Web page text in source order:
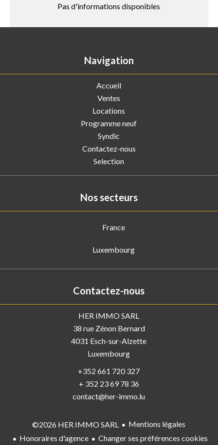
Pas d'informations disponibles
Navigation
Accueil
Ventes
Locations
Programme neuf
Syndic
Contactez-nous
Selection
Nos secteurs
France
Luxembourg
Contactez-nous
HER IMMO SARL
38 rue Zénon Bernard
4031 Esch-sur-Alzette
Luxembourg
+352 661 720 327
+ 352 23 69 78 36
contact@her-immo.lu
©2026 HER IMMO SARL
Mentions légales
Honoraires d'agence
Changer ses préférences cookies